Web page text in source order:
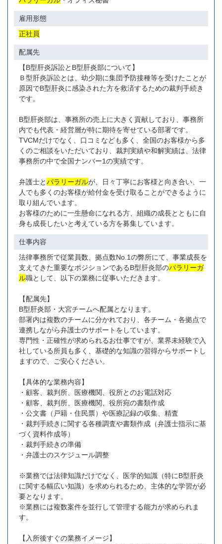
雇用形態
正社員
配属先
【B型肝炎訴訟とB型肝炎部について】
Ｂ型肝炎訴訟とは、幼少期に集団予防接種等を受けたことが
原因でB型肝炎に感染された方を救済するための裁判手続き
です。
B型肝炎部は、事務所の売上に大きく貢献しており、事務所
内でも代表・経営層が特に期待を寄せている部署です。
TVCMだけでなく、口コミなども多く、全国のお客様から多
くのご相談をいただいており、裁判実績や和解実績は、法律
事務所の中で全国ナンバー1の実績です。
弁護士とパラリーガルが、日々丁寧にお客様と向き合い、一
人でも多くのお客様が給付金を受け取ることができるように
取り組んでいます。
お客様のために一生懸命になれる方、組織の成長とともに自
身も成長したいと考えている方を募集しています。
仕事内容
法律事務所で従業員数、拠点数No.1の弊所にて、事業成長を
支えてきた重要なポジションであるB型肝炎部のパラリーガ
ル職として、以下の業務に従事いただきます。
【配属先】
B型肝炎部・大宮チームへ配属となります。
部署内は複数のチームに分かれており、各チーム・各拠点で
連携しながら弁護士のサポートをしています。
専門性・正確性が求められるお仕事ですが、業界未経験で入
社している所員も多く、基礎的な知識の習得からサポートし
ますので、ご安心ください。
【具体的な業務内容】
・顧客、裁判所、医療機関、役所とのお電話対応
・顧客、裁判所、医療機関、役所宛の書類作成
・公文書（戸籍・住民票）や医療記録の収集、精査
・裁判手続きに関する各種調査や書類作成（弁護士指示に基
づく資料作成等）
・裁判手続きの準備
・弁護士のスケジュール調整
※業務では法律知識だけでなく、医学的知識（特にB型肝炎
に関する幅広い知識）を求められるため、主体的な学習が必
要となります。
※業務には複数案件を並行して管理する能力が求められま
す。
【入所後すぐの業務イメージ】